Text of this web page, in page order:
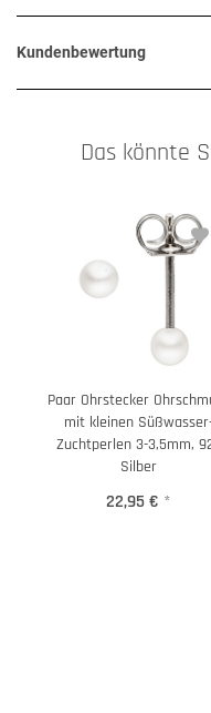
Kundenbewertung
Das könnte
Paar Ohrstecker
mit kleinen
Zuchtperlen 3-3,5mm,
Silber
22,95 € *